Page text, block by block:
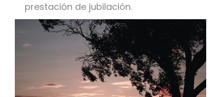
prestación de jubilación.